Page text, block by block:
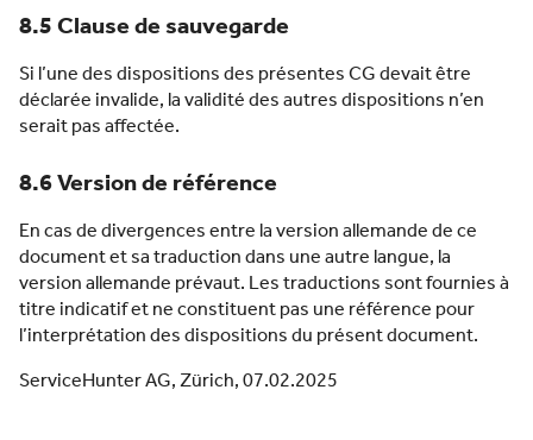
8.5 Clause de sauvegarde
Si l’une des dispositions des présentes CG devait être
déclarée invalide, la validité des autres dispositions n’en
serait pas affectée.
8.6 Version de référence
En cas de divergences entre la version allemande de ce
document et sa traduction dans une autre langue, la
version allemande prévaut. Les traductions sont fournies à
titre indicatif et ne constituent pas une référence pour
l’interprétation des dispositions du présent document.
ServiceHunter AG, Zürich, 07.02.2025